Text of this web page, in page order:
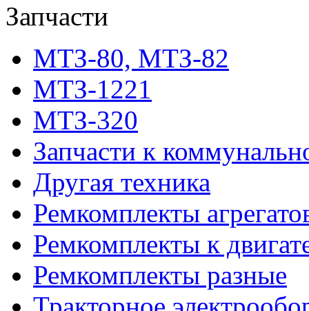
Запчасти
МТЗ-80, МТЗ-82
МТЗ-1221
МТЗ-320
Запчасти к
Другая техника
Ремкомплекты
Ремкомплекты к
Ремкомплекты разные